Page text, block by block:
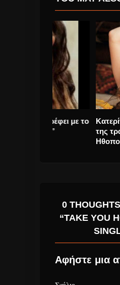
Κατερίνα
της τραγούδι,
0
“TAKE YOU
Αφήστε μια